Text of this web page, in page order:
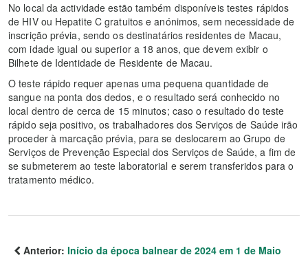
No local da actividade estão também disponíveis testes rápidos
de HIV ou Hepatite C gratuitos e anónimos, sem necessidade de
inscrição prévia, sendo os destinatários residentes de Macau,
com idade igual ou superior a 18 anos, que devem exibir o
Bilhete de Identidade de Residente de Macau.
O teste rápido requer apenas uma pequena quantidade de
sangue na ponta dos dedos, e o resultado será conhecido no
local dentro de cerca de 15 minutos; caso o resultado do teste
rápido seja positivo, os trabalhadores dos Serviços de Saúde irão
proceder à marcação prévia, para se deslocarem ao Grupo de
Serviços de Prevenção Especial dos Serviços de Saúde, a fim de
se submeterem ao teste laboratorial e serem transferidos para o
tratamento médico.
Anterior: Início da época balnear de 2024 em 1 de Maio